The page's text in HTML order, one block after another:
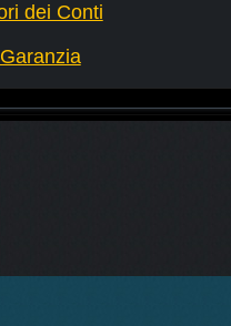
dei Conti